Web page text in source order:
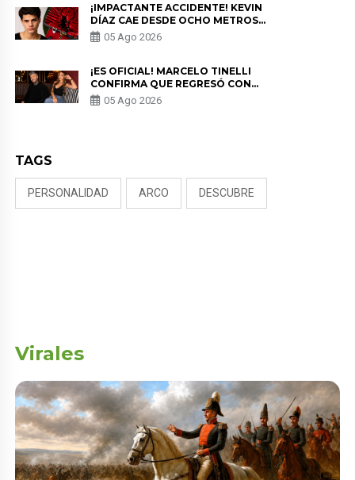
¡IMPACTANTE ACCIDENTE! KEVIN
DÍAZ CAE DESDE OCHO METROS
EN “ESTO ES GUERRA” Y GENERA
PREOCUPACIÓN
05 Ago 2026
¡ES OFICIAL! MARCELO TINELLI
CONFIRMA QUE REGRESÓ CON
MILETT FIGUEROA: “EL AMOR
PUDO MÁS”
05 Ago 2026
TAGS
PERSONALIDAD ARCO DESCUBRE
Virales